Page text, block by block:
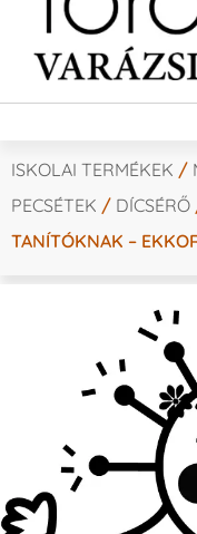
ISKOLAI TERMÉKEK /
PECSÉTEK / DÍCSÉRŐ
TANÍTÓKNAK –